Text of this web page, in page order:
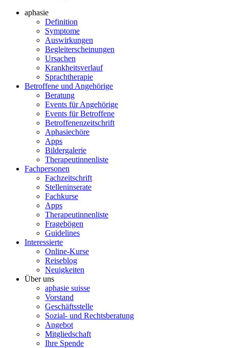
aphasie
Definition
Symptome
Auswirkungen
Begleiterscheinungen
Ursachen
Krankheitsverlauf
Sprachtherapie
Betroffene und Angehörige
Beratung
Events für Angehörige
Events für Betroffene
Betroffenenzeitschrift
Aphasiechöre
Apps
Bildergalerie
Therapeutinnenliste
Fachpersonen
Fachzeitschrift
Stelleninserate
Fachkurse
Apps
Therapeutinnenliste
Fragebögen
Guidelines
Interessierte
Online-Kurse
Reiseblog
Neuigkeiten
Über uns
aphasie suisse
Vorstand
Geschäftsstelle
Sozial- und Rechtsberatung
Angebot
Mitgliedschaft
Ihre Spende